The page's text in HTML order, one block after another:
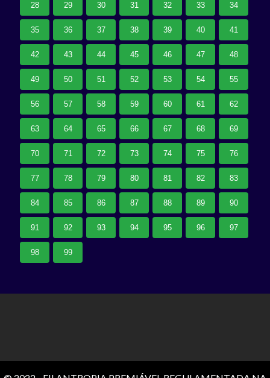
28 29 30 31 32 33 34
35 36 37 38 39 40 41
42 43 44 45 46 47 48
49 50 51 52 53 54 55
56 57 58 59 60 61 62
63 64 65 66 67 68 69
70 71 72 73 74 75 76
77 78 79 80 81 82 83
84 85 86 87 88 89 90
91 92 93 94 95 96 97
98 99